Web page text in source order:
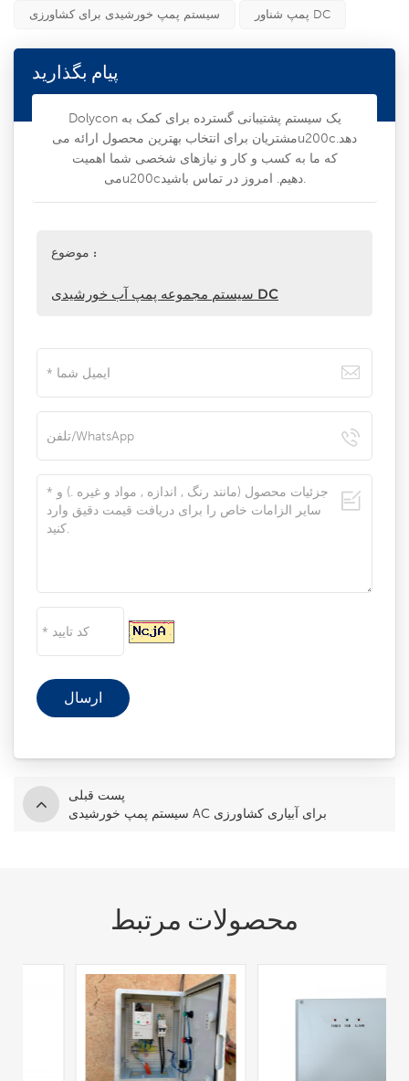
سیستم پمپ خورشیدی برای کشاورزی پمپ شناور DC
پیام بگذارید
Dolycon یک سیستم پشتیبانی گسترده برای کمک به
مشتریان برای انتخاب بهترین محصول ارائه میu200cدهد.
که ما به کسب و کار و نیازهای شخصی شما اهمیت
میu200cدهیم. امروز در تماس باشید.
موضوع :
سیستم مجموعه پمپ آب خورشیدی DC
پست قبلی
سیستم پمپ خورشیدی AC برای آبیاری کشاورزی
محصولات مرتبط